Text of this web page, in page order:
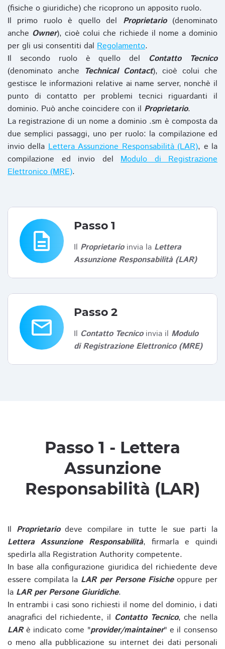
(fisiche o giuridiche) che ricoprono un apposito ruolo.
Il primo ruolo è quello del Proprietario(denominato
anche Owner), cioè colui che richiede il nome a dominio
per gli usi consentiti dal Regolamento.
Il secondo ruolo è quello del Contatto Tecnico
(denominato anche Technical Contact), cioè colui che
gestisce le informazioni relative ai name server, nonchè il
punto di contatto per problemi tecnici riguardanti il
dominio. Può anche coincidere con il Proprietario.
La registrazione di un nome a dominio .sm è composta da
due semplici passaggi, uno per ruolo: la compilazione ed
invio dellaLettera Assunzione Responsabilità (LAR), e la
compilazione ed invio del Modulo di Registrazione
Elettronico (MRE).
description
Passo 1
Il Proprietarioinvia la Lettera
Assunzione Responsabilità (LAR)
email
Passo 2
Il Contatto Tecnicoinvia il Modulo
di Registrazione Elettronico (MRE)
Passo 1 - Lettera
Assunzione
Responsabilità (LAR)
Il Proprietariodeve compilare in tutte le sue parti la
Lettera Assunzione Responsabilità, firmarla e quindi
spedirla alla Registration Authority competente.
In base alla configurazione giuridica del richiedente deve
essere compilata la LAR per Persone Fisicheoppure per
la LAR per Persone Giuridiche.
In entrambi i casi sono richiesti il nome del dominio, i dati
anagrafici del richiedente, il Contatto Tecnico, che nella
LARè indicato come "provider/maintainer" e il consenso
o meno alla pubblicazione su internet dei dati personali